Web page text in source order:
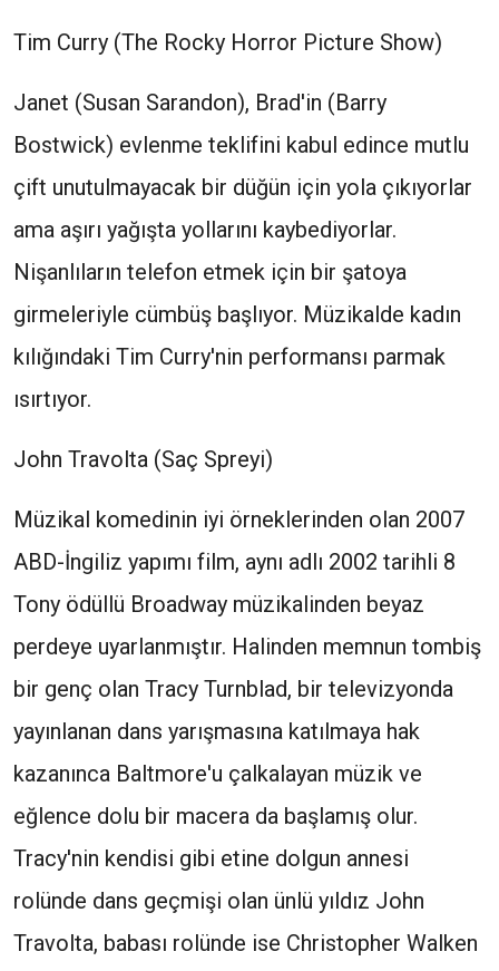
Tim Curry (The Rocky Horror Picture Show)
Janet (Susan Sarandon), Brad'in (Barry
Bostwick) evlenme teklifini kabul edince mutlu
çift unutulmayacak bir düğün için yola çıkıyorlar
ama aşırı yağışta yollarını kaybediyorlar.
Nişanlıların telefon etmek için bir şatoya
girmeleriyle cümbüş başlıyor. Müzikalde kadın
kılığındaki Tim Curry'nin performansı parmak
ısırtıyor.
John Travolta (Saç Spreyi)
Müzikal komedinin iyi örneklerinden olan 2007
ABD-İngiliz yapımı film, aynı adlı 2002 tarihli 8
Tony ödüllü Broadway müzikalinden beyaz
perdeye uyarlanmıştır. Halinden memnun tombiş
bir genç olan Tracy Turnblad, bir televizyonda
yayınlanan dans yarışmasına katılmaya hak
kazanınca Baltmore'u çalkalayan müzik ve
eğlence dolu bir macera da başlamış olur.
Tracy'nin kendisi gibi etine dolgun annesi
rolünde dans geçmişi olan ünlü yıldız John
Travolta, babası rolünde ise Christopher Walken